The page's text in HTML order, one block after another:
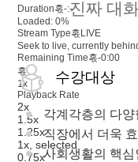
Duration혻-:-
Loaded:0%
Stream Type혻LIVE
Seek to live, currently
Remaining Time혻-0:00
혻
1x
Playback Rate
2x
1.5x
1.25x
1x , selected
0.75x
진짜 대
수강대상
각계각층의 다
직장에서 더욱
사회생활의 핵